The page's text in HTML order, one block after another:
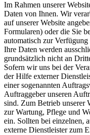
Im Rahmen unserer
Daten von Ihnen. Wir
auf unserer Website
Formularen) oder die Sie
automatisch zur Verfügung
Ihre Daten werden
grundsätzlich nicht an
Sofern wir uns bei der
der Hilfe externer
einer sogenannten
Auftraggeber unseren
sind. Zum Betrieb unserer
zur Wartung, Pflege und
ein. Sollten bei einzelnen,
externe Dienstleister zum